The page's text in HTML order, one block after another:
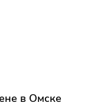
в Омске